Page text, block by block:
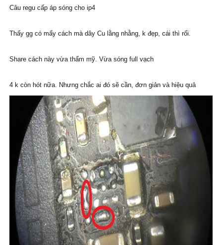
Câu regu cấp áp sóng cho ip4
Thấy gg có mấy cách mà dây Cu lằng nhằng, k đẹp, cái thì rối.
Share cách này vừa thẩm mỹ. Vừa sóng full vạch
4 k còn hót nữa. Nhưng chắc ai đó sẽ cần, đơn giản và hiệu quả